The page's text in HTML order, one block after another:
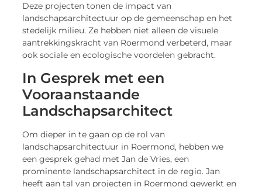
Deze projecten tonen de impact van
landschapsarchitectuur op de gemeenschap en het
stedelijk milieu. Ze hebben niet alleen de visuele
aantrekkingskracht van Roermond verbeterd, maar
ook sociale en ecologische voordelen gebracht.
In Gesprek met een
Vooraanstaande
Landschapsarchitect
Om dieper in te gaan op de rol van
landschapsarchitectuur in Roermond, hebben we
een gesprek gehad met Jan de Vries, een
prominente landschapsarchitect in de regio. Jan
heeft aan tal van projecten in Roermond gewerkt en